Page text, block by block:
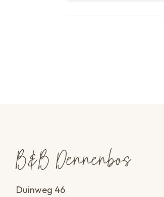
B&B Dennenbos
Duinweg 46